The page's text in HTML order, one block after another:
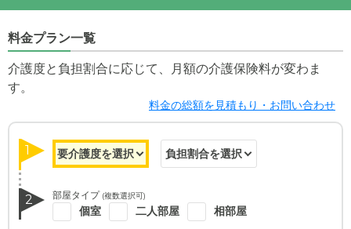
料金プラン一覧
介護度と負担割合に応じて、月額の介護保険料が変わま
す。
料金の総額を見積もり・お問い合わせ
1
2 部屋タイプ (複数選択可)
個室 二人部屋 相部屋